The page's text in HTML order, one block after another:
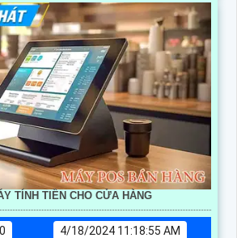
TÍNH TIỀN CHO CỬA HÀNG
4/18/2024 11:18:55 AM